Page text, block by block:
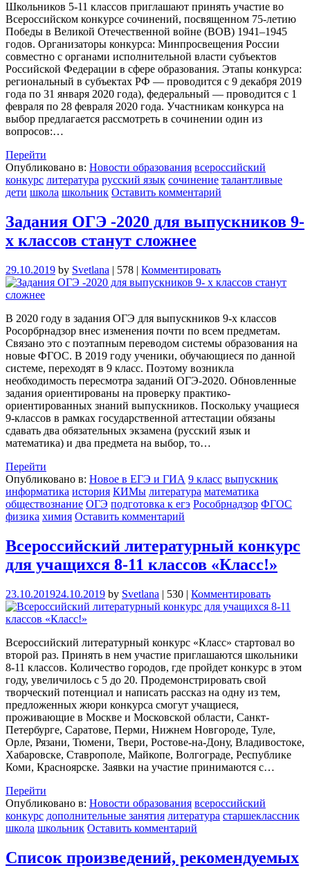
Школьников 5-11 классов приглашают принять участие во
Всероссийском конкурсе сочинений, посвященном 75-летию
Победы в Великой Отечественной войне (ВОВ) 1941–1945
годов. Организаторы конкурса: Минпросвещения России
совместно с органами исполнительной власти субъектов
Российской Федерации в сфере образования. Этапы конкурса:
региональный в субъектах РФ — проводится с 9 декабря 2019
года по 31 января 2020 года), федеральный — проводится с 1
февраля по 28 февраля 2020 года. Участникам конкурса на
выбор предлагается рассмотреть в сочинении один из
вопросов:…
Перейти
Опубликовано в: Новости образования всероссийский
конкурс литература русский язык сочинение талантливые
дети школа школьник Оставить комментарий
Задания ОГЭ -2020 для выпускников 9-
х классов станут сложнее
29.10.2019 by Svetlana | 578 | Комментировать
В 2020 году в задания ОГЭ для выпускников 9-х классов
Росорбрнадзор внес изменения почти по всем предметам.
Связано это с поэтапным переводом системы образования на
новые ФГОС. В 2019 году ученики, обучающиеся по данной
системе, переходят в 9 класс. Поэтому возникла
необходимость пересмотра заданий ОГЭ-2020. Обновленные
задания ориентированы на проверку практико-
ориентированных знаний выпускников. Поскольку учащиеся
9-классов в рамках государственной аттестации обязаны
сдавать два обязательных экзамена (русский язык и
математика) и два предмета на выбор, то…
Перейти
Опубликовано в: Новое в ЕГЭ и ГИА 9 класс выпускник
информатика история КИМы литература математика
обществознание ОГЭ подготовка к егэ Рособрнадзор ФГОС
физика химия Оставить комментарий
Всероссийский литературный конкурс
для учащихся 8-11 классов «Класс!»
23.10.201924.10.2019 by Svetlana | 530 | Комментировать
Всероссийский литературный конкурс «Класс» стартовал во
второй раз. Принять в нем участие приглашаются школьники
8-11 классов. Количество городов, где пройдет конкурс в этом
году, увеличилось с 5 до 20. Продемонстрировать свой
творческий потенциал и написать рассказ на одну из тем,
предложенных жюри конкурса смогут учащиеся,
проживающие в Москве и Московской области, Санкт-
Петербурге, Саратове, Перми, Нижнем Новгороде, Туле,
Орле, Рязани, Тюмени, Твери, Ростове-на-Дону, Владивостоке,
Хабаровске, Ставрополе, Майкопе, Волгограде, Республике
Коми, Красноярске. Заявки на участие принимаются с…
Перейти
Опубликовано в: Новости образования всероссийский
конкурс дополнительные занятия литература старшеклассник
школа школьник Оставить комментарий
Список произведений, рекомендуемых